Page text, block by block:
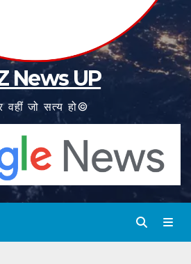
News UP
वहीं जो सत्य हो©